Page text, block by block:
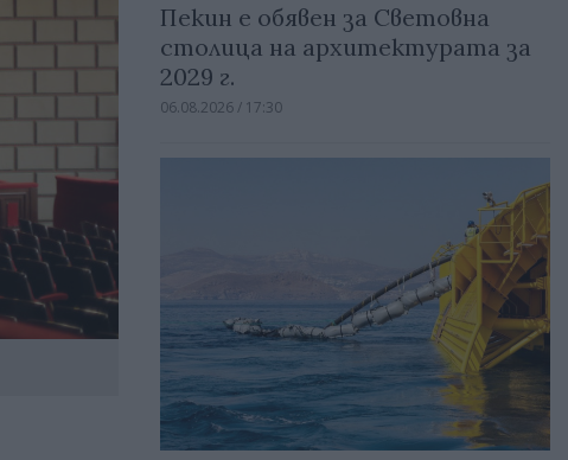
Пекин е обявен за Световна
столица на архитектурата за
2029 г.
06.08.2026 / 17:30